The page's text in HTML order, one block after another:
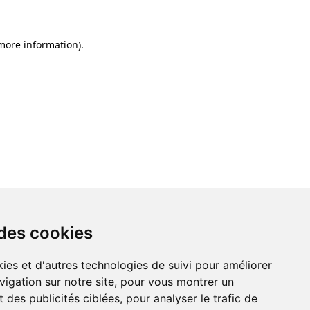
cookies
et d'autres technologies de suivi pour améliorer
sur notre site, pour vous montrer un
des publicités ciblées, pour analyser le trafic de
information).